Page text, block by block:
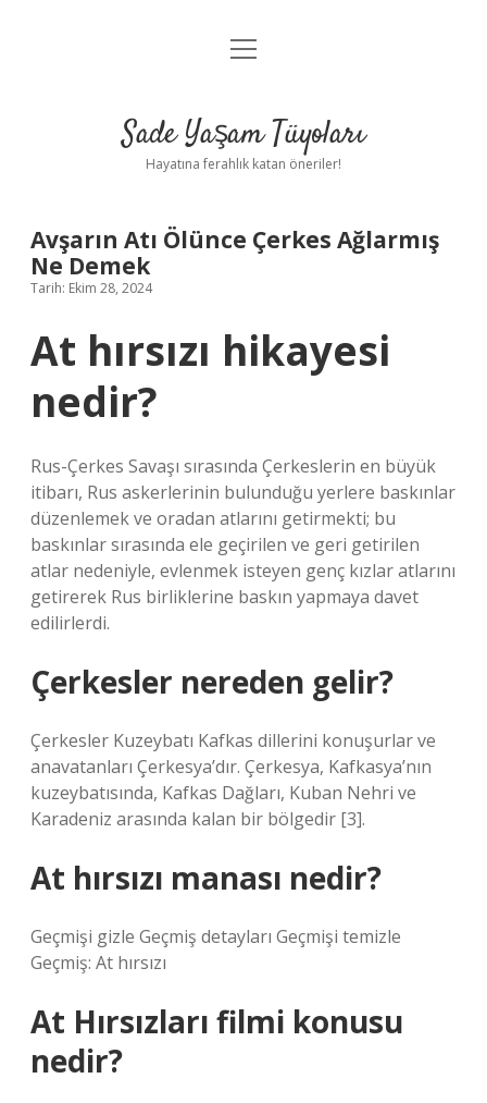
Anasayfa
Yasal Uyarı
menüyü
Sade Yaşam Tüyoları
Hayatına ferahlık katan öneriler!
Avşarın Atı Ölünce Çerkes Ağlarmış
Ne Demek
Tarih: Ekim 28, 2024
At hırsızı hikayesi
nedir?
Rus-Çerkes Savaşı sırasında Çerkeslerin en büyük
itibarı, Rus askerlerinin bulunduğu yerlere baskınlar
düzenlemek ve oradan atlarını getirmekti; bu
baskınlar sırasında ele geçirilen ve geri getirilen
atlar nedeniyle, evlenmek isteyen genç kızlar atlarını
getirerek Rus birliklerine baskın yapmaya davet
edilirlerdi.
Çerkesler nereden gelir?
Çerkesler Kuzeybatı Kafkas dillerini konuşurlar ve
anavatanları Çerkesya’dır. Çerkesya, Kafkasya’nın
kuzeybatısında, Kafkas Dağları, Kuban Nehri ve
Karadeniz arasında kalan bir bölgedir [3].
At hırsızı manası nedir?
Geçmişi gizle Geçmiş detayları Geçmişi temizle
Geçmiş: At hırsızı
At Hırsızları filmi konusu
nedir?